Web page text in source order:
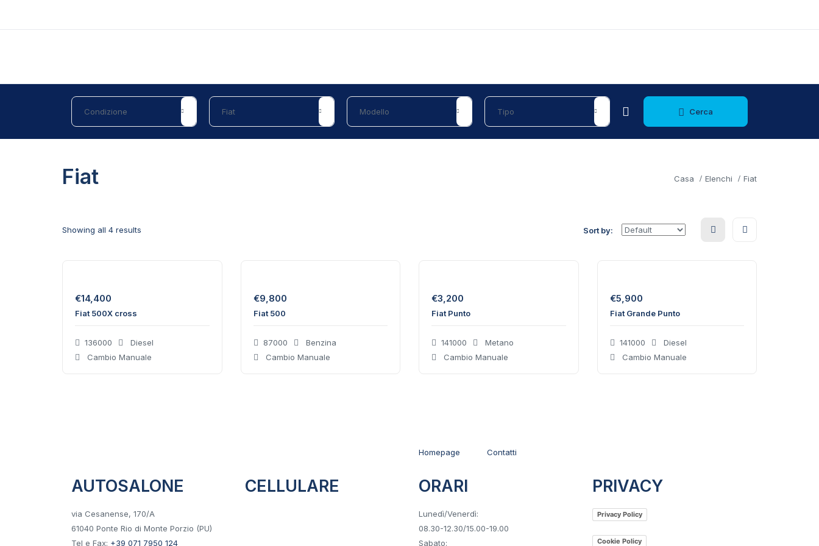
Cerca
Fiat Casa Elenchi Fiat
Showing all 4 results Sort by:
€14,400
Fiat 500X cross
136000
Diesel
Cambio Manuale
€9,800
Fiat 500
87000
Benzina
Cambio Manuale
€3,200
Fiat Punto
141000
Metano
Cambio Manuale
€5,900
Fiat Grande Punto
141000
Diesel
Cambio Manuale
Homepage Contatti
AUTOSALONE
via Cesanense, 170/A
61040 Ponte Rio di Monte Porzio (PU)
Tel e Fax: +39 071 7950 124
CELLULARE ORARI
Lunedì/Venerdì:
08.30-12.30/15.00-19.00
Sabato:
PRIVACY
Privacy Policy
Cookie Policy